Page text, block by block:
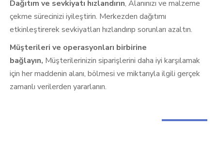
Dağıtım ve sevkiyatı hızlandırın, Alanınızı ve malzeme
çekme sürecinizi iyileştirin. Merkezden dağıtımı
etkinleştirerek sevkiyatları hızlandırıp sorunları azaltın.
Müşterileri ve operasyonları birbirine
bağlayın, Müşterilerinizin siparişlerini daha iyi karşılamak
için her maddenin alanı, bölmesi ve miktarıyla ilgili gerçek
zamanlı verilerden yararlanın.